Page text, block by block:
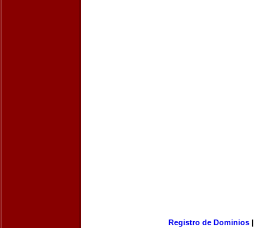
Registro de Dominios|